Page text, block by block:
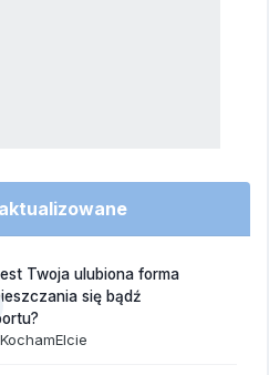
Twoja ulubiona forma
się bądź
KochamElcie